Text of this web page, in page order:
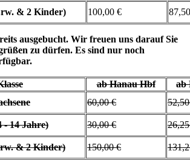
& 2 Kinder) 100,00 €
ausgebucht. Wir freuen uns darauf Sie
zu dürfen. Es sind nur noch
ab Hanau Hbf
ab
60,00 €
- 14 Jahre) 30,00 €
& 2 Kinder) 150,00 €